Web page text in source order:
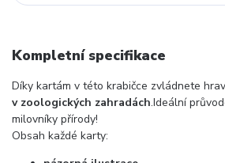
Kompletní specifikace
Díky kartám v této krabičce zvládnete
v zoologických zahradách.Ideální
milovníky přírody!
Obsah každé karty: